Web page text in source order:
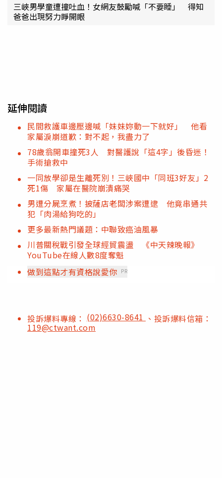
三峽男學童遭撞吐血！女網友鼓勵喊「不要睡」 得知
爸爸出現努力睜開眼
延伸閱讀
民間救護車邊壓邊喊「妹妹妳動一下就好」 他看
家屬淚崩道歉：對不起，我盡力了
78歲翁開車撞死3人 對醫護說「這4字」後昏迷！
手術搶救中
一同放學卻是生離死別！三峽國中「同班3好友」2
死1傷 家屬在醫院崩潰痛哭
男遭分屍烹煮！披薩店老闆涉案遭逮 他竟串通共
犯「肉湯給狗吃的」
更多最新熱門議題：中聯致癌油風暴
川普關稅戰引發全球經貿震盪 《中天辣晚報》
YouTube在線人數8度奪魁
做到這點才有資格說愛你 PR
投訴爆料專線： (02)6630-8641 、投訴爆料信箱：
119@ctwant.com